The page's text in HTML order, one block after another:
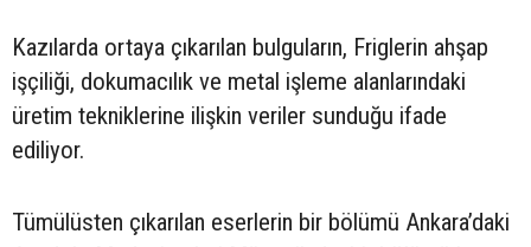
Kazılarda ortaya çıkarılan bulguların, Friglerin ahşap
işçiliği, dokumacılık ve metal işleme alanlarındaki
üretim tekniklerine ilişkin veriler sunduğu ifade
ediliyor.
Tümülüsten çıkarılan eserlerin bir bölümü Ankara’daki